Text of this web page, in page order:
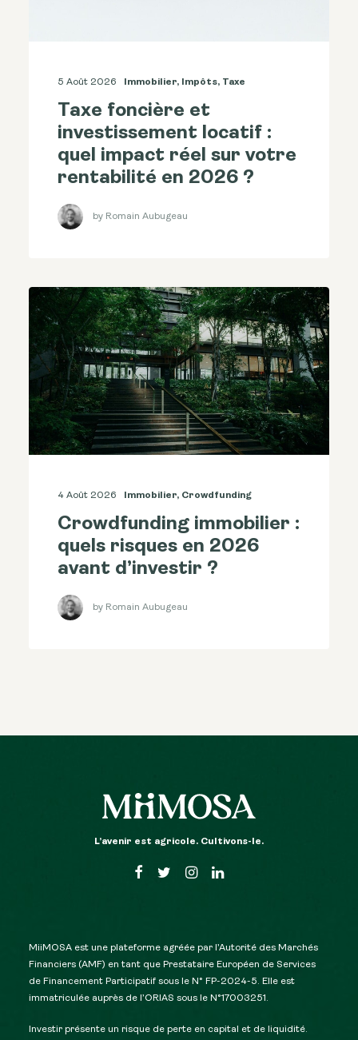
5 Août 2026 Immobilier, Impôts, Taxe
Taxe foncière et
investissement locatif :
quel impact réel sur votre
rentabilité en 2026 ?
by Romain Aubugeau
4 Août 2026 Immobilier, Crowdfunding
Crowdfunding immobilier :
quels risques en 2026
avant d’investir ?
by Romain Aubugeau
L’avenir est agricole. Cultivons-le.
MiiMOSA est une plateforme agréée par l’Autorité des Marchés
Financiers (AMF) en tant que Prestataire Européen de Services
de Financement Participatif sous le N° FP-2024-5. Elle est
immatriculée auprès de l’ORIAS sous le N°17003251.
Investir présente un risque de perte en capital et de liquidité.